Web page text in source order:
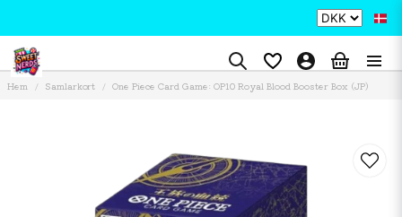
Hem Samlarkort One Piece Card Game: OP10 Royal Blood Booster Box (JP)